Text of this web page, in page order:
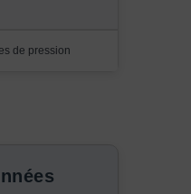
de pression